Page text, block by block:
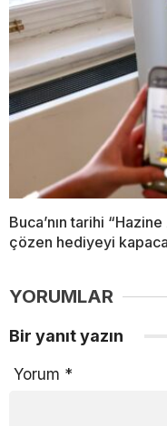
Buca’nın tarihi
çözen hediyeyi
YORUMLAR
Bir yanıt yazın
Yorum *